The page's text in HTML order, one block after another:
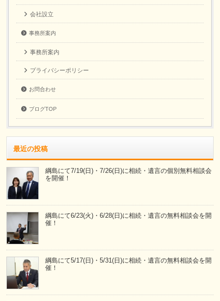
会社設立
事務所案内
事務所案内
プライバシーポリシー
お問合わせ
ブログTOP
最近の投稿
綱島にて7/19(日)・7/26(日)に相続・遺言の個別無料相談会
を開催！
綱島にて6/23(火)・6/28(日)に相続・遺言の無料相談会を開
催！
綱島にて5/17(日)・5/31(日)に相続・遺言の無料相談会を開
催！